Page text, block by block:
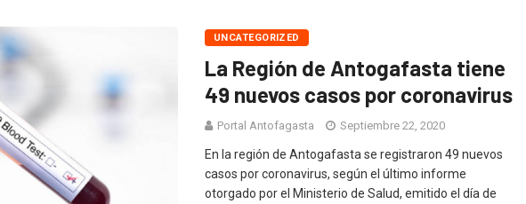
UNCATEGORIZED
La Región de Antogafasta tiene
49 nuevos casos por coronavirus
Portal Antofagasta Septiembre 22, 2020
En la región de Antogafasta se registraron 49 nuevos
casos por coronavirus, según el último informe
otorgado por el Ministerio de Salud, emitido el día de